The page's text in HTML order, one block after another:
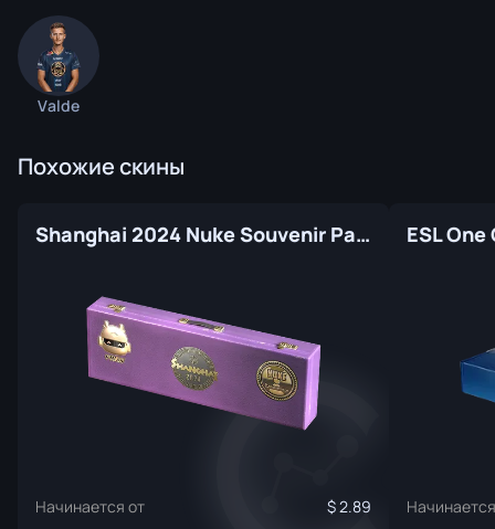
Valde
Похожие скины
Shanghai 2024 Nuke Souvenir Package
Начинается от 2.89